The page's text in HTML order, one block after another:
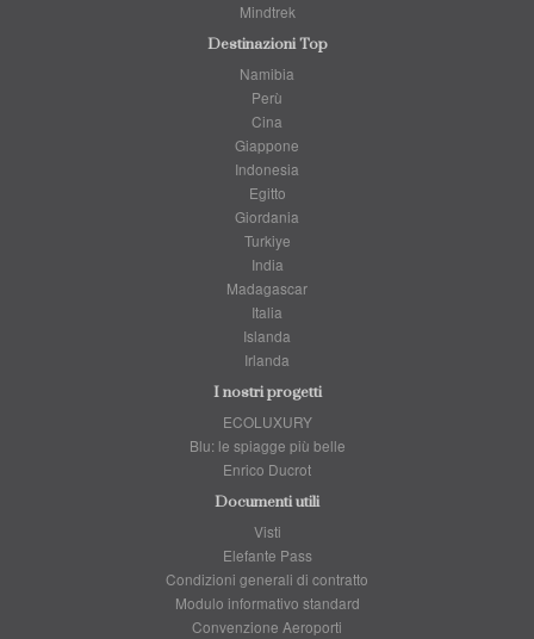
Mindtrek
Destinazioni Top
Namibia
Perù
Cina
Giappone
Indonesia
Egitto
Giordania
Turkiye
India
Madagascar
Italia
Islanda
Irlanda
I nostri progetti
ECOLUXURY
Blu: le spiagge più belle
Enrico Ducrot
Documenti utili
Visti
Elefante Pass
Condizioni generali di contratto
Modulo informativo standard
Convenzione Aeroporti